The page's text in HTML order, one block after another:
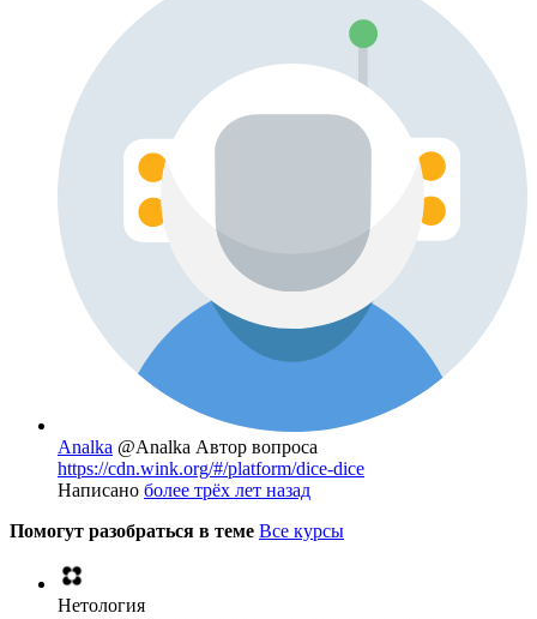
Analka @Analka Автор вопроса
https://cdn.wink.org/#/platform/dice-dice
Написано более трёх лет назад
Помогут разобраться в теме Все курсы
Нетология